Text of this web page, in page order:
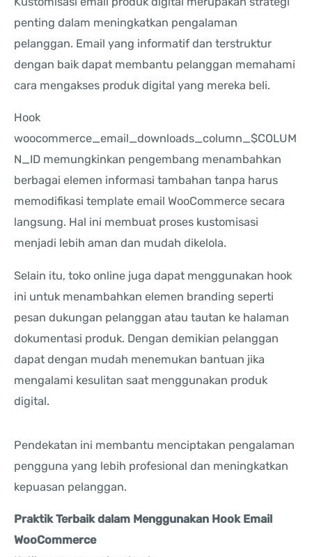
penting dalam meningkatkan pengalaman
pelanggan. Email yang informatif dan terstruktur
dengan baik dapat membantu pelanggan memahami
cara mengakses produk digital yang mereka beli.
Hook
woocommerce_email_downloads_column_$COLUM
N_ID memungkinkan pengembang menambahkan
berbagai elemen informasi tambahan tanpa harus
memodifikasi template email WooCommerce secara
langsung. Hal ini membuat proses kustomisasi
menjadi lebih aman dan mudah dikelola.
Selain itu, toko online juga dapat menggunakan hook
ini untuk menambahkan elemen branding seperti
pesan dukungan pelanggan atau tautan ke halaman
dokumentasi produk. Dengan demikian pelanggan
dapat dengan mudah menemukan bantuan jika
mengalami kesulitan saat menggunakan produk
digital.
Pendekatan ini membantu menciptakan pengalaman
pengguna yang lebih profesional dan meningkatkan
kepuasan pelanggan.
Praktik Terbaik dalam Menggunakan Hook Email
WooCommerce